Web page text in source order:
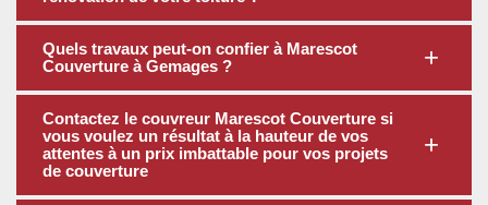
Quels travaux peut-on confier à Marescot
Couverture à Gemages ?
Contactez le couvreur Marescot Couverture si
vous voulez un résultat à la hauteur de vos
attentes à un prix imbattable pour vos projets
de couverture